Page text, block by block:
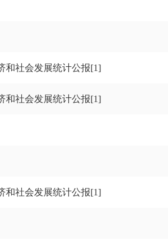
和社会发展统计公报[1]
和社会发展统计公报[1]
和社会发展统计公报[1]